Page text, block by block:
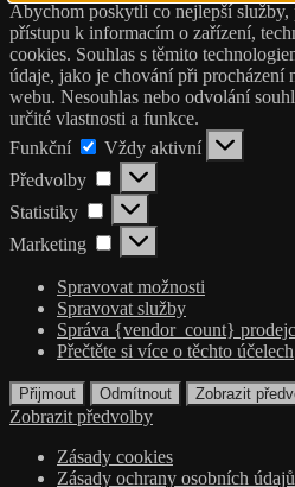
Abychom poskytli co nejlepší
přístupu k informacím o zařízení,
cookies. Souhlas s těmito
údaje, jako je chování při procházení
webu. Nesouhlas nebo odvolání
určité vlastnosti a funkce.
Funkční
Funkční
Vždy aktivní
Předvolby
Předvolby
Statistiky Statistiky
Marketing Marketing
Spravovat možnosti
Spravovat služby
Správa {vendor_count}
Přečtěte si více o těchto účelech
Přijmout Odmítnout Zobrazit
Zobrazit předvolby
Zásady cookies
Zásady ochrany osobních údajů